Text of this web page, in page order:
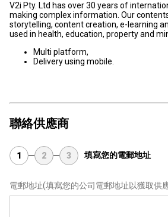
V2i Pty. Ltd has over 30 years of
making complex information. Our
storytelling, content creation, e-learning
used in health, education, property and
Multi platform,
Delivery using mobile.
聯絡供應商
1 2 3 填寫您的電郵地址
電郵地址(填寫您的公司電郵地址以獲取供